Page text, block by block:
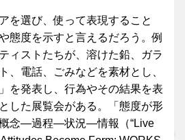
を選び、使って表現すること
態度を示すと言えるだろう。例
ィストたちが、溶けた鉛、ガラ
、電話、ごみなどを素材とし、
を発表し、行為やその結果を表
した展覧会がある。「態度が形
念―過程―状況―情報（“Live